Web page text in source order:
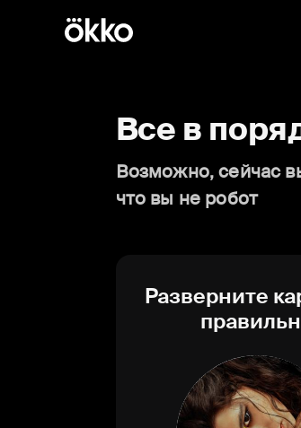
Все в
Возможно, сейчас
что вы не робот
Разверните